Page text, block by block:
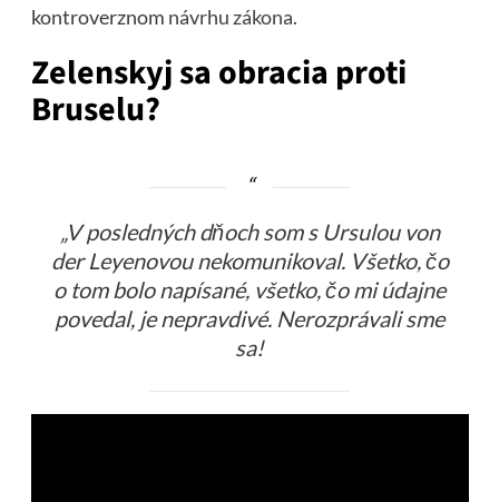
kontroverznom návrhu zákona.
Zelenskyj sa obracia proti
Bruselu?
„V posledných dňoch som s Ursulou von
der Leyenovou nekomunikoval. Všetko, čo
o tom bolo napísané, všetko, čo mi údajne
povedal, je nepravdivé. Nerozprávali sme
sa!